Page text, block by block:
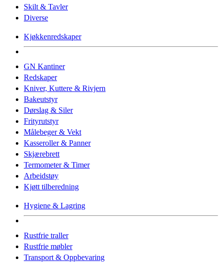
Skilt & Tavler
Diverse
Kjøkkenredskaper
GN Kantiner
Redskaper
Kniver, Kuttere & Rivjern
Bakeutstyr
Dørslag & Siler
Frityrutstyr
Målebeger & Vekt
Kasseroller & Panner
Skjærebrett
Termometer & Timer
Arbeidstøy
Kjøtt tilberedning
Hygiene & Lagring
Rustfrie traller
Rustfrie møbler
Transport & Oppbevaring